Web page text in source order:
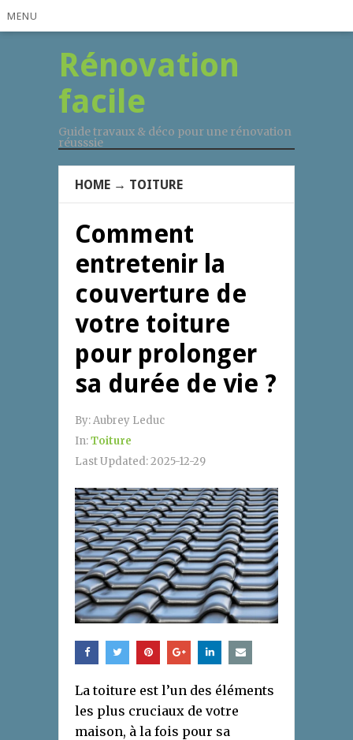
MENU
Rénovation
facile
Guide travaux & déco pour une rénovation
réusssie
HOME → TOITURE
Comment
entretenir la
couverture de
votre toiture
pour prolonger
sa durée de vie ?
By:Aubrey Leduc
In:Toiture
Last Updated:2025-12-29
La toiture est l’un des éléments
les plus cruciaux de votre
maison, à la fois pour sa